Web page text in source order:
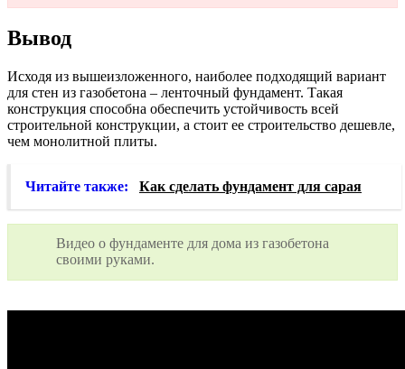
Вывод
Исходя из вышеизложенного, наиболее подходящий вариант
для стен из газобетона – ленточный фундамент. Такая
конструкция способна обеспечить устойчивость всей
строительной конструкции, а стоит ее строительство дешевле,
чем монолитной плиты.
Читайте также: Как сделать фундамент для сарая
Видео о фундаменте для дома из газобетона
своими руками.